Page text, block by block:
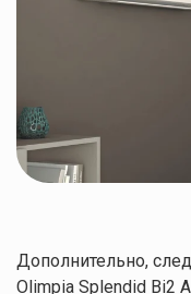
Дополнительно,
Olimpia Splendid Bi2